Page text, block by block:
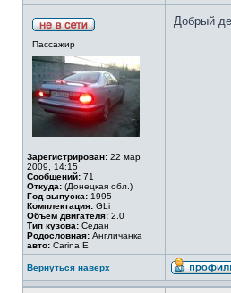
Пассажир
Зарегистрирован: 22 мар
2009, 14:15
Сообщений: 71
Откуда: (Донецкая обл.)
Год выпуска: 1995
Комплектация: GLi
Объем двигателя: 2.0
Тип кузова: Седан
Родословная: Англичанка
авто: Carina E
Добрый
Вернуться наверх